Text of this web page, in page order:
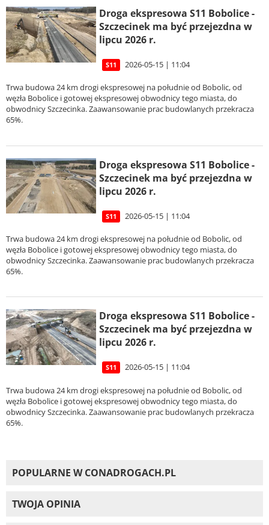
Droga ekspresowa S11 Bobolice -
Szczecinek ma być przejezdna w
lipcu 2026 r.
S11 2026-05-15 | 11:04
Trwa budowa 24 km drogi ekspresowej na południe od Bobolic, od
węzła Bobolice i gotowej ekspresowej obwodnicy tego miasta, do
obwodnicy Szczecinka. Zaawansowanie prac budowlanych przekracza
65%.
Droga ekspresowa S11 Bobolice -
Szczecinek ma być przejezdna w
lipcu 2026 r.
S11 2026-05-15 | 11:04
Trwa budowa 24 km drogi ekspresowej na południe od Bobolic, od
węzła Bobolice i gotowej ekspresowej obwodnicy tego miasta, do
obwodnicy Szczecinka. Zaawansowanie prac budowlanych przekracza
65%.
Droga ekspresowa S11 Bobolice -
Szczecinek ma być przejezdna w
lipcu 2026 r.
S11 2026-05-15 | 11:04
Trwa budowa 24 km drogi ekspresowej na południe od Bobolic, od
węzła Bobolice i gotowej ekspresowej obwodnicy tego miasta, do
obwodnicy Szczecinka. Zaawansowanie prac budowlanych przekracza
65%.
POPULARNE W CONADROGACH.PL
TWOJA OPINIA